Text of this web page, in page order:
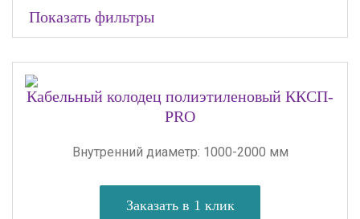
Показать фильтры
Кабельный колодец полиэтиленовый ККСП-
PRO
Внутренний диаметр: 1000-2000 мм
Заказать в 1 клик